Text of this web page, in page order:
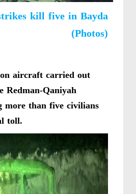
kill five in Bayda
(Photos)
aircraft carried out
Qaniyah
more than five civilians
toll.